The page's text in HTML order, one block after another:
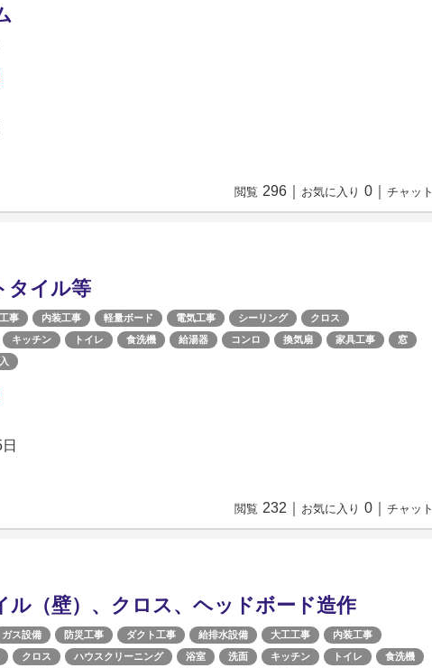
閲覧 296 お気に入り 0 チャット
タイル等
事 内装工事 軽量ボード 電気工事 シーリング
クロス
キッチン トイレ 食洗機 給湯器 コンロ 換気扇 家具工事
窓
閲覧 232 お気に入り 0 チャット
ル（壁）、クロス、ヘッドボード造作
ガス設備 防災工事 ダクト工事 給排水設備 大工工事
内装工事
クロス ハウスクリーニング 浴室 洗面 キッチン トイレ
食洗機